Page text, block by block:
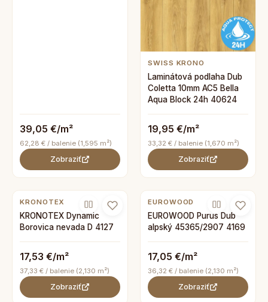
39,05 €/m²
62,28 € / balenie (1,595 m²)
Zobraziť
SWISS KRONO
Laminátová podlaha Dub
Coletta 10mm AC5 Bella
Aqua Block 24h 40624
19,95 €/m²
33,32 € / balenie (1,670 m²)
Zobraziť
KRONOTEX
KRONOTEX Dynamic
Borovica nevada D 4127
17,53 €/m²
37,33 € / balenie (2,130 m²)
Zobraziť
EUROWOOD
EUROWOOD Purus Dub
alpský 45365/2907 4169
17,05 €/m²
36,32 € / balenie (2,130 m²)
Zobraziť